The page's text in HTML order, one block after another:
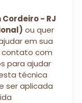
Cordeiro - RJ
ou quer
em sua
contato com
para ajudar
técnica
ser aplicada